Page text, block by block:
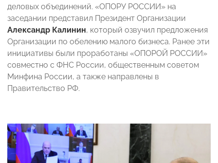
деловых объединений. «ОПОРУ РОССИИ» на
заседании представил Президент Организации
Александр Калинин, который озвучил предложения
Организации по обелению малого бизнеса. Ранее эти
инициативы были проработаны «ОПОРОЙ РОССИИ»
совместно с ФНС России, общественным советом
Минфина России, а также направлены в
Правительство РФ.